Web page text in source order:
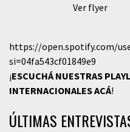
Ver flyer
https://open.spotify.com/
si=04fa543cf01849e9
¡ESCUCHÁ NUESTRAS
INTERNACIONALESACÁ!
ÚLTIMAS